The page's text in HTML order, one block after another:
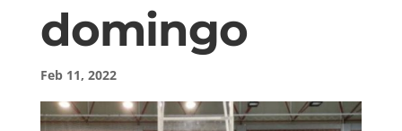
domingo
Feb 11, 2022